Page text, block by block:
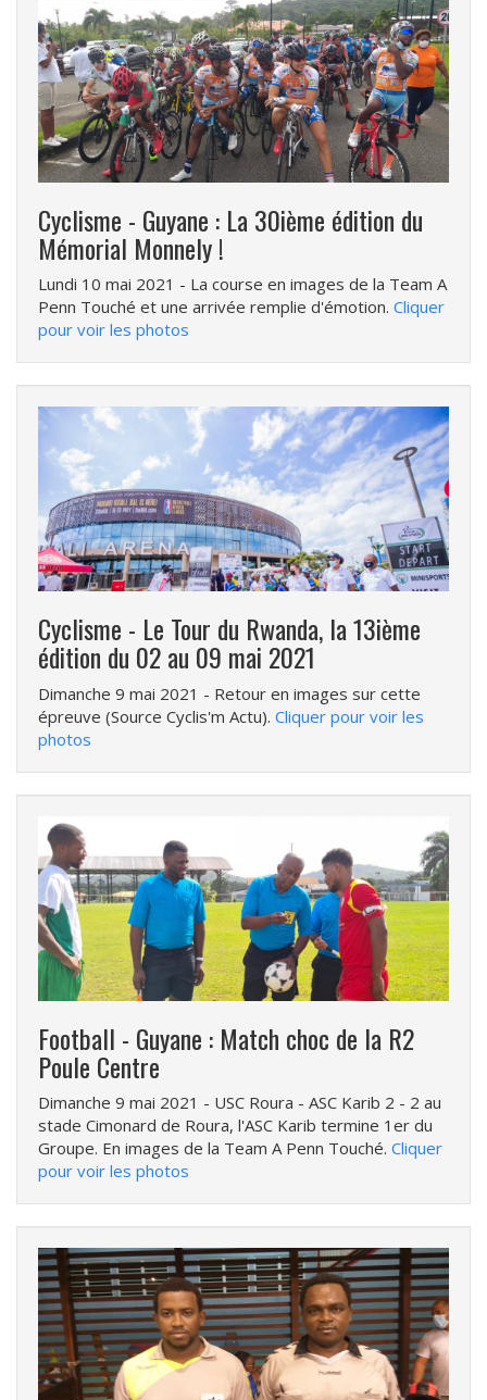
Cyclisme - Guyane : La 30ième édition du
Mémorial Monnely !
Lundi 10 mai 2021 - La course en images de la Team A
Penn Touché et une arrivée remplie d'émotion. Cliquer
pour voir les photos
Cyclisme - Le Tour du Rwanda, la 13ième
édition du 02 au 09 mai 2021
Dimanche 9 mai 2021 - Retour en images sur cette
épreuve (Source Cyclis'm Actu). Cliquer pour voir les
photos
Football - Guyane : Match choc de la R2
Poule Centre
Dimanche 9 mai 2021 - USC Roura - ASC Karib 2 - 2 au
stade Cimonard de Roura, l'ASC Karib termine 1er du
Groupe. En images de la Team A Penn Touché. Cliquer
pour voir les photos